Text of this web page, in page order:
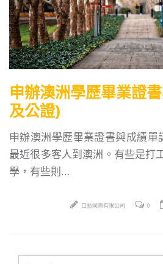
申辦澳洲學歷畢業證
及公證)
申辦澳洲學歷畢業證書與成績
最近很多客人到澳洲。有些是打
學，有些則…
口藝國際有限公司 0